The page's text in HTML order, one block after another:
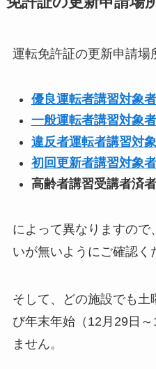
運転免許証の更新申請場
優良運転者講習対象
一般運転者講習対象
違反者運転者講習対
初回更新者講習対象
高齢者講習受講者済者
によって異なりますので
いが無いようにご確認く
そして、どの施設でも土
び年末年始（12月29日
ません。